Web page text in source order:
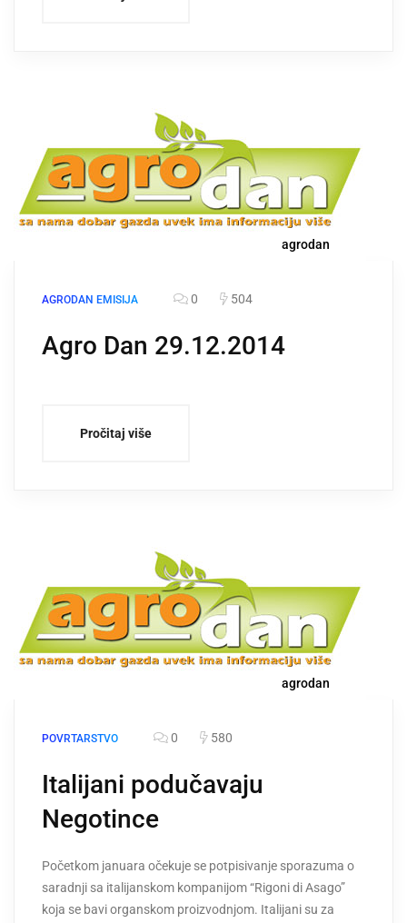
agrodan
AGRODAN EMISIJA 0 504
Agro Dan 29.12.2014
Pročitaj više
agrodan
POVRTARSTVO 0 580
Italijani podučavaju
Negotince
Početkom januara očekuje se potpisivanje sporazuma o
saradnji sa italijanskom kompanijom “Rigoni di Asago”
koja se bavi organskom proizvodnjom. Italijani su za